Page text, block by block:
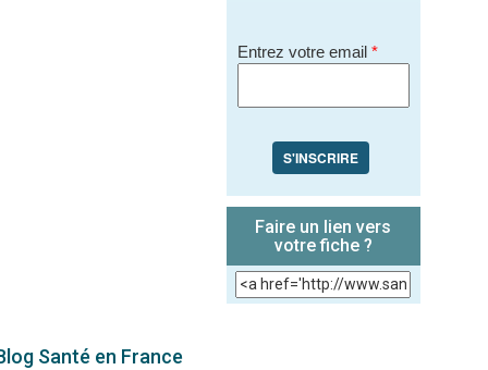
Entrez votre email *
S'INSCRIRE
Faire un lien vers
votre fiche ?
Santé en France